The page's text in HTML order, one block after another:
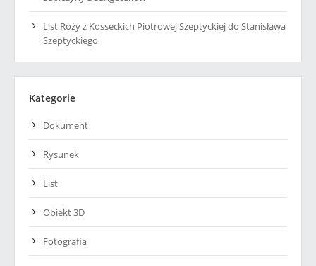
List Róży z Kosseckich Piotrowej Szeptyckiej do Stanisława
Szeptyckiego
Kategorie
Dokument
Rysunek
List
Obiekt 3D
Fotografia